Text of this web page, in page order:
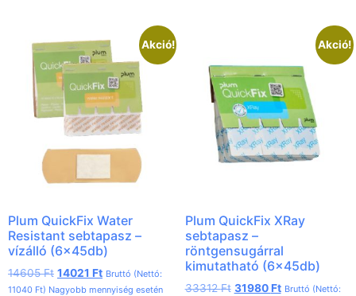
Akció!
Plum QuickFix Water
Resistant sebtapasz –
vízálló (6x45db)
14605Ft 14021 Ft Bruttó (Nettó:
11040 Ft) Nagyobb mennyiség esetén
Akció!
Plum QuickFix XRay
sebtapasz –
röntgensugárral
kimutatható (6x45db)
33312Ft 31980Ft Bruttó (Nettó: